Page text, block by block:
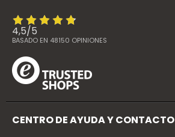
4,5/5
BASADO EN 48150 OPINIONES
CENTRO DE AYUDA Y CONTACTO